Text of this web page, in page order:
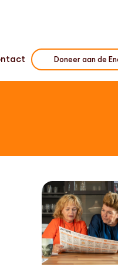
Doneer aan de